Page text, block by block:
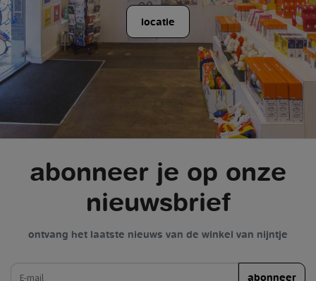
locatie
abonneer je op onze
nieuwsbrief
ontvang het laatste nieuws van de winkel van nijntje
abonneer